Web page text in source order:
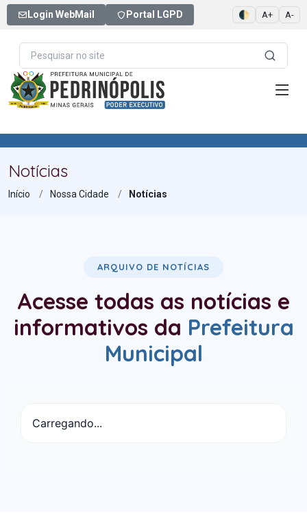
Login WebMail Portal LGPD 🌓 A+ A-
Notícias
Início Nossa Cidade Notícias
ARQUIVO DE NOTÍCIAS
Acesse todas as notícias e
informativos da Prefeitura
Municipal